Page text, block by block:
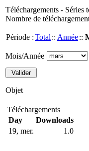
Téléchargements - Séries
Nombre de
Période :Total :: Année::
Mois/Année
Objet
Téléchargements
Day
Downloads
19, mer.
1.0